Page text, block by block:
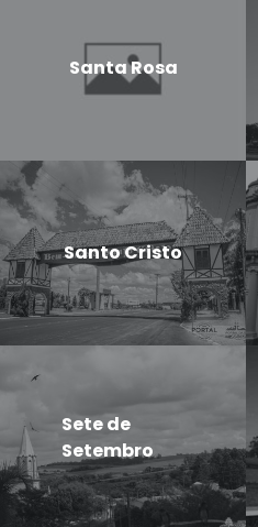
Santa Rosa
Santo Cristo
Sete de
Setembro